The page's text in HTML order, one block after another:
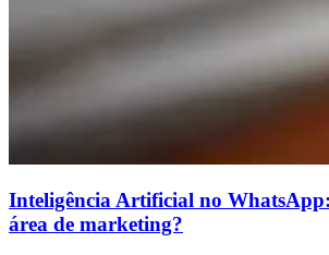
Inteligência Artificial no
área de marketing?